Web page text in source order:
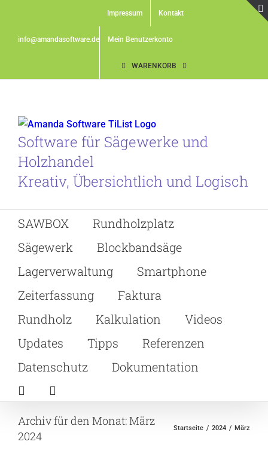
contentinfo@amandasoftware.de
Impressum Kontakt
Mein Benutzerkonto
WARENKORB
Software für Sägewerke und
Holzhandel
Kreativ, Übersichtlich und Logisch
SAWBOX
Rundholzplatz
Sägewerk
Blockbandsäge
Lagerverwaltung
Smartphone
Zeiterfassung
Faktura
Rundholz
Kalkulation
Videos
Updates
Tipps
Referenzen
Datenschutz
Dokumentation
Archiv für den Monat:März
2024
Startseite 2024 März